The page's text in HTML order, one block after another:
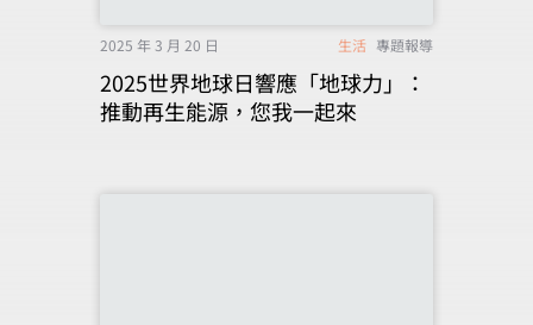
2025 年 3 月 20 日 生活 專題報導
2025世界地球日響應「地球力」：
推動再生能源，您我一起來